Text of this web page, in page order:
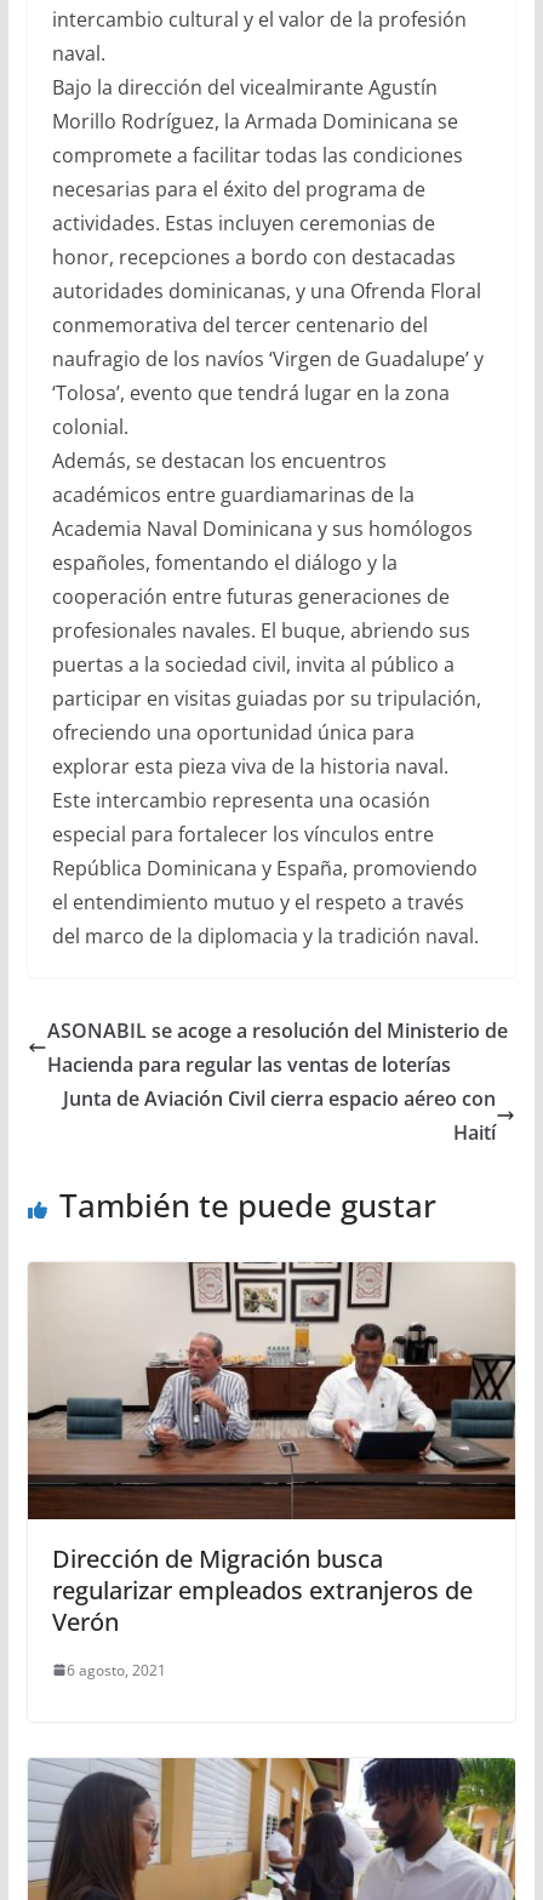
intercambio cultural y el valor de la profesión
naval.
Bajo la dirección del vicealmirante Agustín
Morillo Rodríguez, la Armada Dominicana se
compromete a facilitar todas las condiciones
necesarias para el éxito del programa de
actividades. Estas incluyen ceremonias de
honor, recepciones a bordo con destacadas
autoridades dominicanas, y una Ofrenda Floral
conmemorativa del tercer centenario del
naufragio de los navíos ‘Virgen de Guadalupe’ y
‘Tolosa’, evento que tendrá lugar en la zona
colonial.
Además, se destacan los encuentros
académicos entre guardiamarinas de la
Academia Naval Dominicana y sus homólogos
españoles, fomentando el diálogo y la
cooperación entre futuras generaciones de
profesionales navales. El buque, abriendo sus
puertas a la sociedad civil, invita al público a
participar en visitas guiadas por su tripulación,
ofreciendo una oportunidad única para
explorar esta pieza viva de la historia naval.
Este intercambio representa una ocasión
especial para fortalecer los vínculos entre
República Dominicana y España, promoviendo
el entendimiento mutuo y el respeto a través
del marco de la diplomacia y la tradición naval.
ASONABIL se acoge a resolución del Ministerio de
Hacienda para regular las ventas de loterías
Junta de Aviación Civil cierra espacio aéreo con
Haití
También te puede gustar
Dirección de Migración busca
regularizar empleados extranjeros de
Verón
6 agosto, 2021